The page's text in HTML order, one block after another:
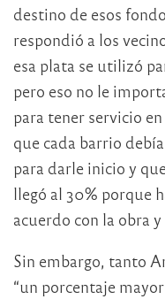
destino de esos
respondió a los
esa plata se utilizó
pero eso no le
para tener servicio
que cada barrio
para darle inicio y
llegó al 30% porque
acuerdo con la obra
Sin embargo, tanto
“un porcentaje